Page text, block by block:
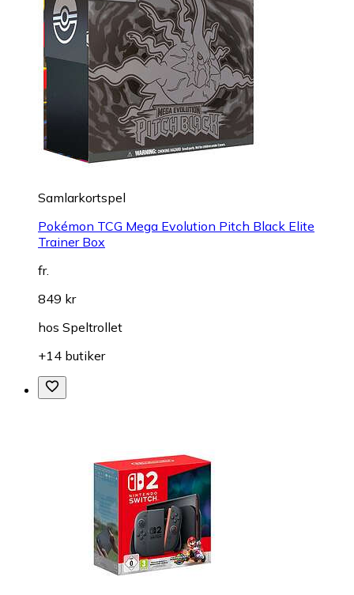
Samlarkortspel
Pokémon TCG Mega Evolution Pitch Black Elite
Trainer Box
fr.
849 kr
hos Speltrollet
+14 butiker